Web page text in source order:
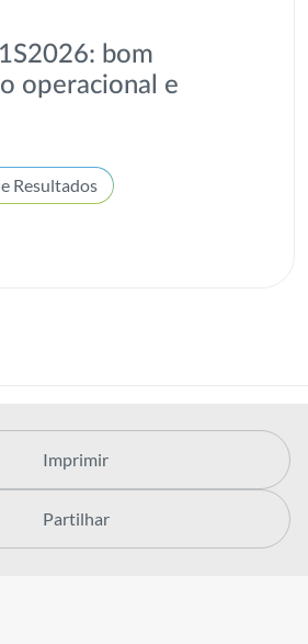
bom
operacional e
Resultados
Imprimir
Partilhar